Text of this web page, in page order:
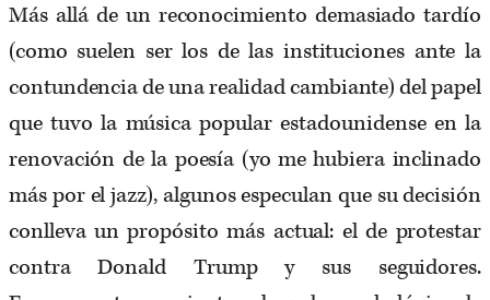
Más allá de un reconocimiento demasiado tardío
(como suelen ser los de las instituciones ante la
contundencia de una realidad cambiante) del papel
que tuvo la música popular estadounidense en la
renovación de la poesía (yo me hubiera inclinado
más por el jazz), algunos especulan que su decisión
conlleva un propósito más actual: el de protestar
contra Donald Trump y sus seguidores.